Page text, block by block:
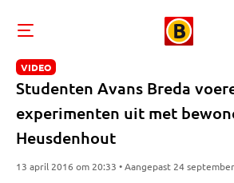
VIDEO
Studenten Avans Breda
experimenten uit met
Heusdenhout
13 april 2016 om 20:33 • Aangepast 24